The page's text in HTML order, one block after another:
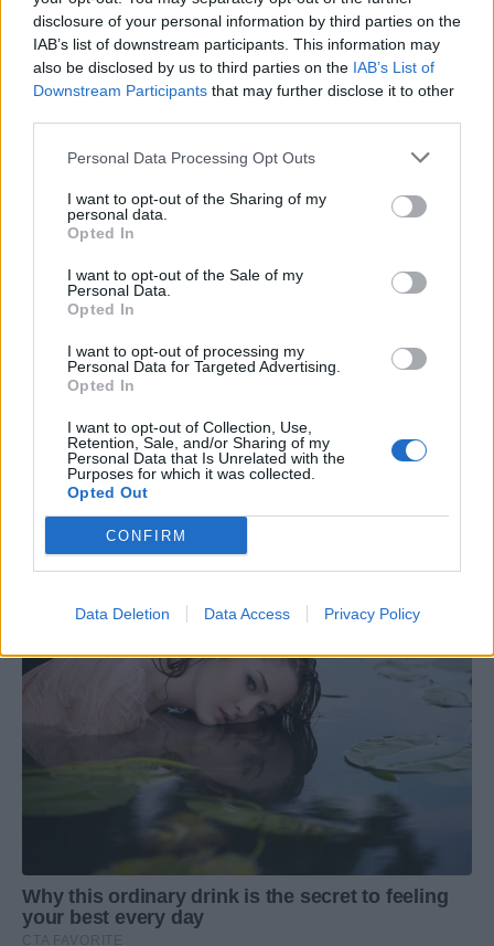
disclosure of your personal information by third parties on the
IAB’s list of downstream participants. This information may
also be disclosed by us to third parties on the IAB’s List of
Downstream Participants that may further disclose it to other
Personal Data Processing Opt Outs
I want to opt-out of the Sharing of my
personal data.
Opted In
I want to opt-out of the Sale of my
Personal Data.
Opted In
I want to opt-out of processing my
Personal Data for Targeted Advertising.
Opted In
I want to opt-out of Collection, Use,
Retention, Sale, and/or Sharing of my
Personal Data that Is Unrelated with the
Purposes for which it was collected.
Opted Out
CONFIRM
Data Deletion Data Access Privacy Policy